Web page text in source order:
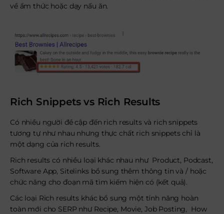
về ẩm thức hoặc dạy nấu ăn.
Rich Snippets vs Rich Results
Có nhiều người đề cập đến rich results và rich snippets
tương tự như nhau nhưng thực chất rich snippets chỉ là
một dạng của rich results.
Rich results có nhiều loại khác nhau như Product, Podcast,
Software App, Sitelinks bổ sung thêm thông tin và / hoặc
chức năng cho đoạn mã tìm kiếm hiện có (kết quả).
Các loại Rich results khác bổ sung một tính năng hoàn
toàn mới cho SERP như Recipe, Movie, Job Posting, How